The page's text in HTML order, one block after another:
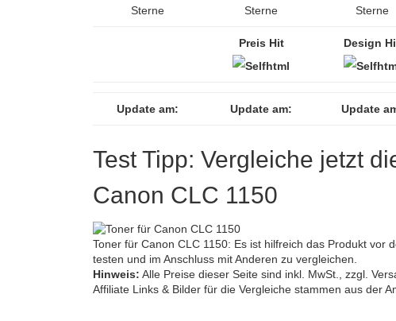
Sterne
Sterne
Sterne
Preis Hit Design
Update am: Update am: Update
Test Tipp: Vergleiche jetzt
Canon CLC 1150
Toner für Canon CLC 1150: Es ist hilfreich das Produkt vor
testen und im Anschluss mit Anderen zu vergleichen.
Hinweis: Alle Preise dieser Seite sind inkl. MwSt., zzgl.
Affiliate Links & Bilder für die Vergleiche stammen aus der